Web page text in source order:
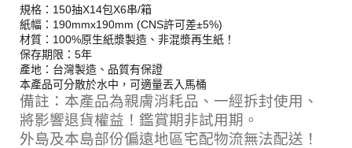
規格：150抽X14包X6串/箱
紙幅：190mmx190mm (CNS許可差±5%)
材質：100%原生紙漿製造、非混漿再生紙！
保存期限：5年
產地：台灣製造、品質有保證
本產品可分散於水中，可適量丟入馬桶
備註：本產品為親膚消耗品、一經拆封使用、
將影響退貨權益！鑑賞期非試用期。
外島及本島部份偏遠地區宅配物流無法配送！